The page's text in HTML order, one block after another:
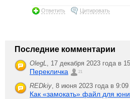
Ответить Цитировать
Последние комментарии
OlegL, 17 декабря 2023 года в
Перекличка 21
REDkiy, 8 июня 2023 года в
Как «замокать» файл для